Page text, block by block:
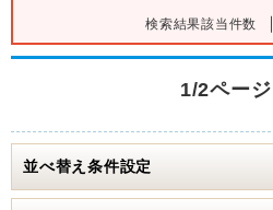
検索結果該当件数 ｜
1/2ページ
並べ替え条件設定